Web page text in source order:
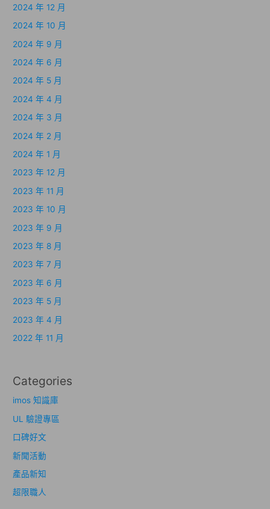
2024 年 12 月
2024 年 10 月
2024 年 9 月
2024 年 6 月
2024 年 5 月
2024 年 4 月
2024 年 3 月
2024 年 2 月
2024 年 1 月
2023 年 12 月
2023 年 11 月
2023 年 10 月
2023 年 9 月
2023 年 8 月
2023 年 7 月
2023 年 6 月
2023 年 5 月
2023 年 4 月
2022 年 11 月
Categories
imos 知識庫
UL 驗證專區
口碑好文
新聞活動
產品新知
超限職人